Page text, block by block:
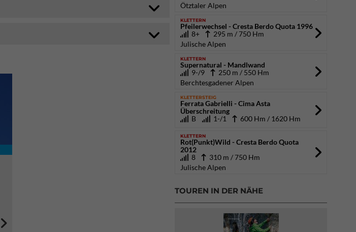
Ötztaler Alpen
KLETTERN
Pfeilerwechsel - Cresta Berdo Quota 1996
8+
295 m / 750 Hm
Julische Alpen
KLETTERN
Supernatural - Mandlwand
9-/9
250 m / 550 Hm
Berchtesgadener Alpen
KLETTERSTEIG
Ferrata Gabrielli - Cima Asta
Überschreitung
B
1-/1 600 Hm / 1620 Hm
KLETTERN
Rot(Punkt)Wild - Cresta Berdo Quota
2012
8
310 m / 750 Hm
Julische Alpen
TOUREN IN DER NÄHE